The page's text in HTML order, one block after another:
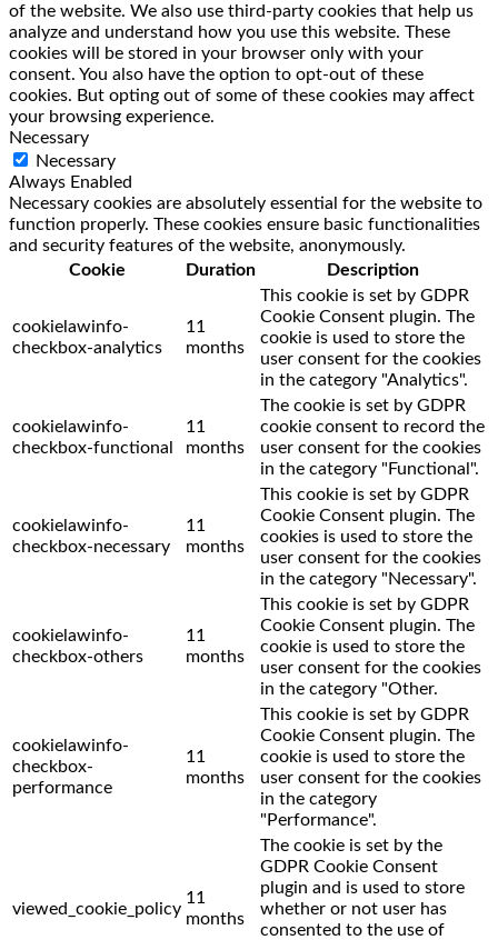
of the website. We also use third-party cookies that help us
analyze and understand how you use this website. These
cookies will be stored in your browser only with your
consent. You also have the option to opt-out of these
cookies. But opting out of some of these cookies may affect
your browsing experience.
Necessary
Necessary
Always Enabled
Necessary cookies are absolutely essential for the website to
function properly. These cookies ensure basic functionalities
and security features of the website, anonymously.
Cookie
Duration Description
cookielawinfo-
checkbox-analytics
11
months
This cookie is set by GDPR
Cookie Consent plugin. The
cookie is used to store the
user consent for the cookies
in the category "Analytics".
cookielawinfo-
checkbox-functional
11
months
The cookie is set by GDPR
cookie consent to record the
user consent for the cookies
in the category "Functional".
cookielawinfo-
checkbox-necessary
11
months
This cookie is set by GDPR
Cookie Consent plugin. The
cookies is used to store the
user consent for the cookies
in the category "Necessary".
cookielawinfo-
checkbox-others
11
months
This cookie is set by GDPR
Cookie Consent plugin. The
cookie is used to store the
user consent for the cookies
in the category "Other.
cookielawinfo-
checkbox-
performance
11
months
This cookie is set by GDPR
Cookie Consent plugin. The
cookie is used to store the
user consent for the cookies
in the category
"Performance".
viewed_cookie_policy
11
months
The cookie is set by the
GDPR Cookie Consent
plugin and is used to store
whether or not user has
consented to the use of